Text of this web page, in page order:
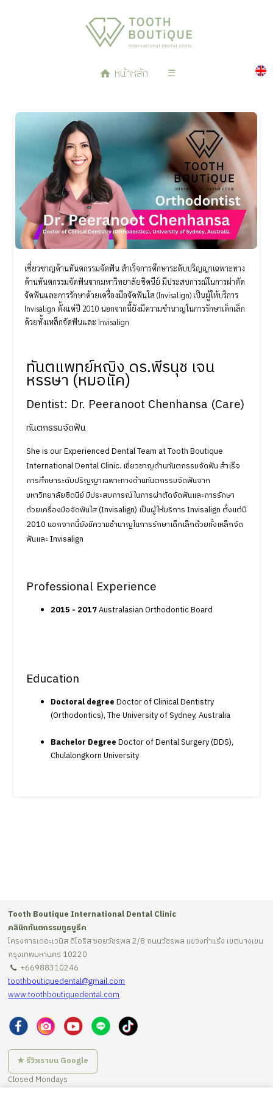
หน้าหลัก ☰
เชี่ยวชาญด้านทันตกรรมจัดฟัน สำเร็จการศึกษาระดับปริญญาเฉพาะทาง
ด้านทันตกรรมจัดฟันจากมหาวิทยาลัยซิดนีย์ มีประสบการณ์ในการผ่าตัด
จัดฟันและการรักษาด้วยเครื่องมือจัดฟันใส (Invisalign) เป็นผู้ให้บริการ
Invisalign ตั้งแต่ปี 2010 นอกจากนี้ยังมีความชำนาญในการรักษาเด็กเล็ก
ด้วยทั้งเหล็กจัดฟันและ Invisalign
ทันตแพทย์หญิง ดร.พีรนุช เจน
หรรษา (หมอแค)
Dentist: Dr. Peeranoot Chenhansa (Care)
ทันตกรรมจัดฟัน
She is our Experienced Dental Team at Tooth Boutique
International Dental Clinic. เชี่ยวชาญด้านทันตกรรมจัดฟัน สำเร็จ
การศึกษาระดับปริญญาเฉพาะทางด้านทันตกรรมจัดฟันจาก
มหาวิทยาลัยซิดนีย์ มีประสบการณ์ในการผ่าตัดจัดฟันและการรักษา
ด้วยเครื่องมือจัดฟันใส (Invisalign) เป็นผู้ให้บริการ Invisalign ตั้งแต่ปี
2010 นอกจากนี้ยังมีความชำนาญในการรักษาเด็กเล็กด้วยทั้งเหล็กจัด
ฟันและ Invisalign
Professional Experience
2015 - 2017Australasian Orthodontic Board
Education
Doctoral degreeDoctor of Clinical Dentistry
(Orthodontics), The University of Sydney, Australia
Bachelor DegreeDoctor of Dental Surgery (DDS),
Chulalongkorn University
Tooth Boutique International Dental Clinic
คลินิกทันตกรรมทูธบูธีค
โครงการเดอะเวนิส ดิไอริส ซอยวัชรพล 2/8 ถนนวัชรพล แขวงท่าแร้ง เขตบางเขน
กรุงเทพมหานคร 10220
+66988310246
toothboutiquedental@gmail.com
www.toothboutiquedental.com
★ รีวิวเราบน Google
Closed Mondays